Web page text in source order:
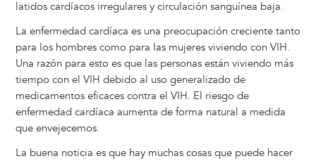
latidos cardíacos irregulares y circulación sanguínea baja.
La enfermedad cardíaca es una preocupación creciente tanto
para los hombres como para las mujeres viviendo con VIH.
Una razón para esto es que las personas están viviendo más
tiempo con el VIH debido al uso generalizado de
medicamentos eficaces contra el VIH. El riesgo de
enfermedad cardíaca aumenta de forma natural a medida
que envejecemos.
La buena noticia es que hay muchas cosas que puede hacer